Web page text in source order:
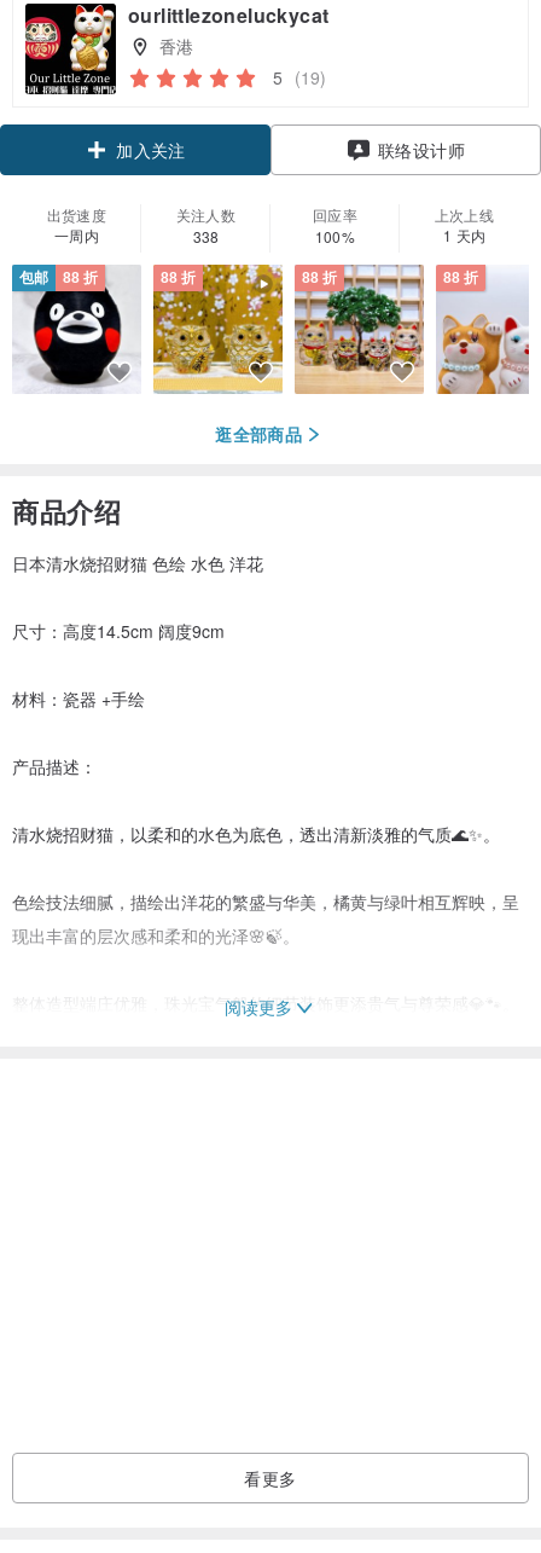
ourlittlezoneluckycat
香港
5 (19)
加入关注 联络设计师
出货速度
一周内
关注人数
338
回应率
100%
上次上线
1 天内
包邮 88 折 88 折 88 折 88 折
逛全部商品
商品介绍
日本清水烧招财猫 色绘 水色 洋花
尺寸：高度14.5cm 阔度9cm
材料：瓷器 +手绘
产品描述：
清水烧招财猫，以柔和的水色为底色，透出清新淡雅的气质🌊✨。
色绘技法细腻，描绘出洋花的繁盛与华美，橘黄与绿叶相互辉映，呈
现出丰富的层次感和柔和的光泽🌸🍃。
整体造型端庄优雅，珠光宝气般的细节装饰更添贵气与尊荣感💎🐾。
这种被称为结晶釉的釉具有在熔化和冷却过程中晶体析出的特征，美
丽的花结晶（はなけっしょう）器皿，好像表面上开了花。 最重要的
阅读更多
看更多